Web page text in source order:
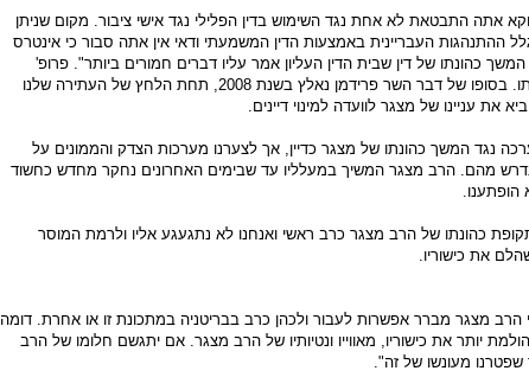
אתה התבטאת לא אחת נגד השימוש בדין הפלילי נגד אישי ציבור. מקום שניתן
ההתנהגות העבריינית באמצעות הדין המשמעתי ודאי אין אתה סבור כי אינטרס
כהונתו של דין שבית הדין העליון אמר עליו דברים חמורים ביותר". פרופ'
פרידמן התחמק מלמלא את חובתו. בסופו של דבר השר פרידמן נאלץ בשנת 2008, תחת הלחץ של העתירה שלנו
את עניינו של מצגר לוועדה למינוי דיינים.
נגד המשך כהונתו של מצגר כדיין, אך לצערנו מערכות הצדק והממונים על
מהם. הרב מצגר המשיך במעלליו עד שבימים האחרונים נחקר מחדש כחשוד
הופתענו.
כהונתו של הרב מצגר כרב ראשי ואנחנו לא נתגעגע אליו ולרמת המוסר
את כישוריו.
מצגר מברר אפשרות לעבור ולכהן כרב בבריטניה במתכונת זו או אחרת. דומה
יותר את כישוריו, מאווייו ונטיותיו של הרב מצגר. אם יתגשם חלומו של הרב
מעונשו של זה".